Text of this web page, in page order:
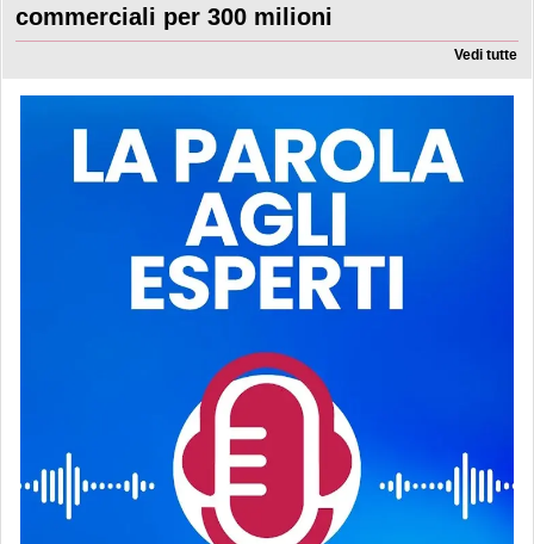
commerciali per 300 milioni
Vedi tutte